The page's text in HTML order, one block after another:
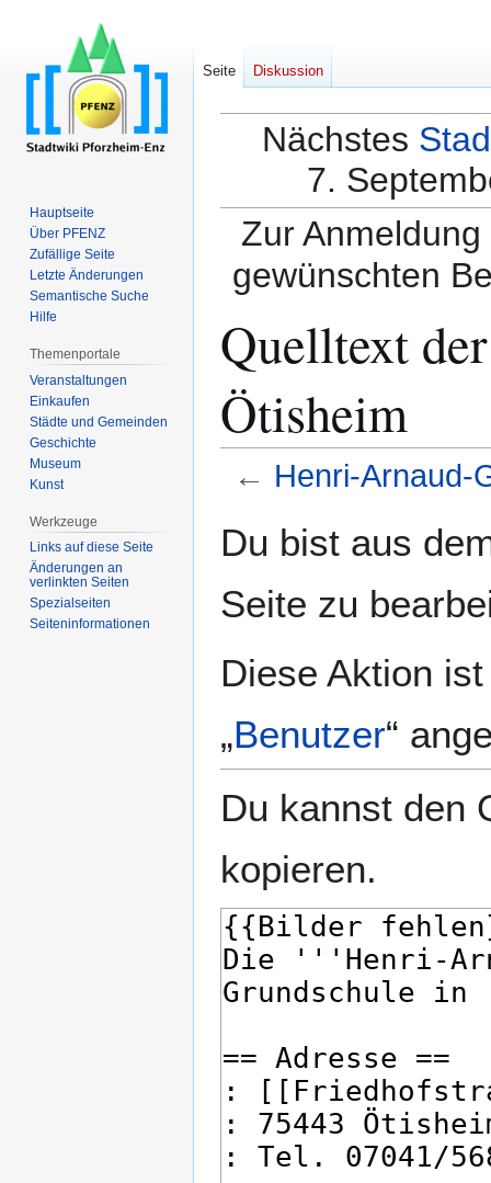
Nächstes
7.
Zur
gewünschten
Quelltext
Ötisheim
← Henri-Arnaud-
Navigation
Suche
Du bist aus
Seite zu
Diese Aktion
„Benutzer“
Du kannst den
kopieren.
Seite Diskussion
Hauptseite
Über PFENZ
Zufällige Seite
Letzte Änderungen
Semantische Suche
Hilfe
Themenportale
Veranstaltungen
Einkaufen
Städte und Gemeinden
Geschichte
Museum
Kunst
Werkzeuge
Links auf diese Seite
Änderungen an
verlinkten Seiten
Spezialseiten
Seiten­­informationen